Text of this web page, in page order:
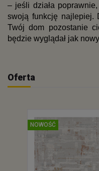
– jeśli działa
swoją funkcję najlepiej.
Twój dom pozostanie
będzie wyglądał jak
Oferta
NOWOŚĆ